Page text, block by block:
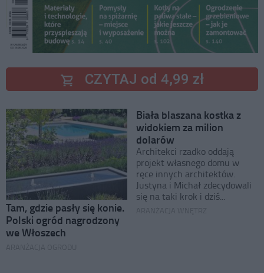
CZYTAJ od 4,99 zł
Tam, gdzie pasły się konie.
Polski ogród nagrodzony
we Włoszech
Biała blaszana kostka z
widokiem za milion
dolarów
Architekci rzadko oddają
projekt własnego domu w
ręce innych architektów.
Justyna i Michał zdecydowali
się na taki krok i dziś...